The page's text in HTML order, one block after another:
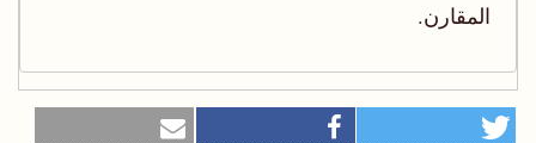
المقارن.